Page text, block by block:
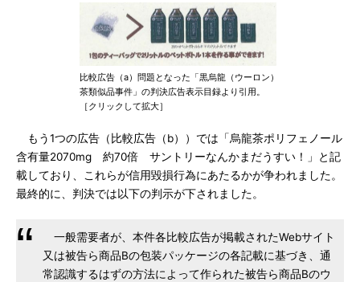
比較広告（a）問題となった「黒烏龍（ウーロン）
茶類似品事件」の判決広告表示目録より引用。
［クリックして拡大］
もう1つの広告（比較広告（b））では「烏龍茶ポリフェノール
含有量2070mg 約70倍 サントリーなんかまだうすい！」と記
載しており、これらが信用毀損行為にあたるかが争われました。
最終的に、判決では以下の判示が下されました。
一般需要者が、本件各比較広告が掲載されたWebサイト
又は被告ら商品Bの包装パッケージの各記載に基づき、通
常認識するはずの方法によって作られた被告ら商品Bのウ